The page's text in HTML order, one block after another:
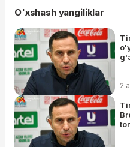
O'xshash yangiliklar
2